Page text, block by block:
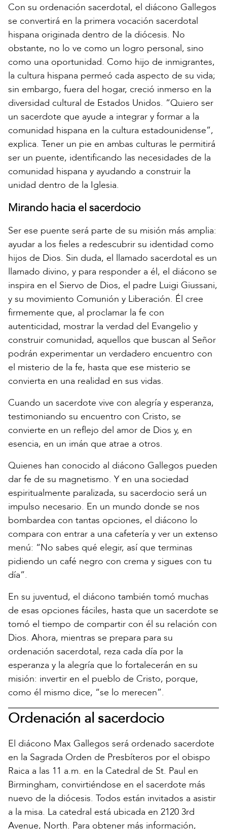
Con su ordenación sacerdotal, el diácono Gallegos
se convertirá en la primera vocación sacerdotal
hispana originada dentro de la diócesis. No
obstante, no lo ve como un logro personal, sino
como una oportunidad. Como hijo de inmigrantes,
la cultura hispana permeó cada aspecto de su vida;
sin embargo, fuera del hogar, creció inmerso en la
diversidad cultural de Estados Unidos. “Quiero ser
un sacerdote que ayude a integrar y formar a la
comunidad hispana en la cultura estadounidense”,
explica. Tener un pie en ambas culturas le permitirá
ser un puente, identificando las necesidades de la
comunidad hispana y ayudando a construir la
unidad dentro de la Iglesia.
Mirando hacia el sacerdocio
Ser ese puente será parte de su misión más amplia:
ayudar a los fieles a redescubrir su identidad como
hijos de Dios. Sin duda, el llamado sacerdotal es un
llamado divino, y para responder a él, el diácono se
inspira en el Siervo de Dios, el padre Luigi Giussani,
y su movimiento Comunión y Liberación. Él cree
firmemente que, al proclamar la fe con
autenticidad, mostrar la verdad del Evangelio y
construir comunidad, aquellos que buscan al Señor
podrán experimentar un verdadero encuentro con
el misterio de la fe, hasta que ese misterio se
convierta en una realidad en sus vidas.
Cuando un sacerdote vive con alegría y esperanza,
testimoniando su encuentro con Cristo, se
convierte en un reflejo del amor de Dios y, en
esencia, en un imán que atrae a otros.
Quienes han conocido al diácono Gallegos pueden
dar fe de su magnetismo. Y en una sociedad
espiritualmente paralizada, su sacerdocio será un
impulso necesario. En un mundo donde se nos
bombardea con tantas opciones, el diácono lo
compara con entrar a una cafetería y ver un extenso
menú: “No sabes qué elegir, así que terminas
pidiendo un café negro con crema y sigues con tu
día”.
En su juventud, el diácono también tomó muchas
de esas opciones fáciles, hasta que un sacerdote se
tomó el tiempo de compartir con él su relación con
Dios. Ahora, mientras se prepara para su
ordenación sacerdotal, reza cada día por la
esperanza y la alegría que lo fortalecerán en su
misión: invertir en el pueblo de Cristo, porque,
como él mismo dice, “se lo merecen”.
Ordenación al sacerdocio
El diácono Max Gallegos será ordenado sacerdote
en la Sagrada Orden de Presbíteros por el obispo
Raica a las 11 a.m. en la Catedral de St. Paul en
Birmingham, convirtiéndose en el sacerdote más
nuevo de la diócesis. Todos están invitados a asistir
a la misa. La catedral está ubicada en 2120 3rd
Avenue, North. Para obtener más información,